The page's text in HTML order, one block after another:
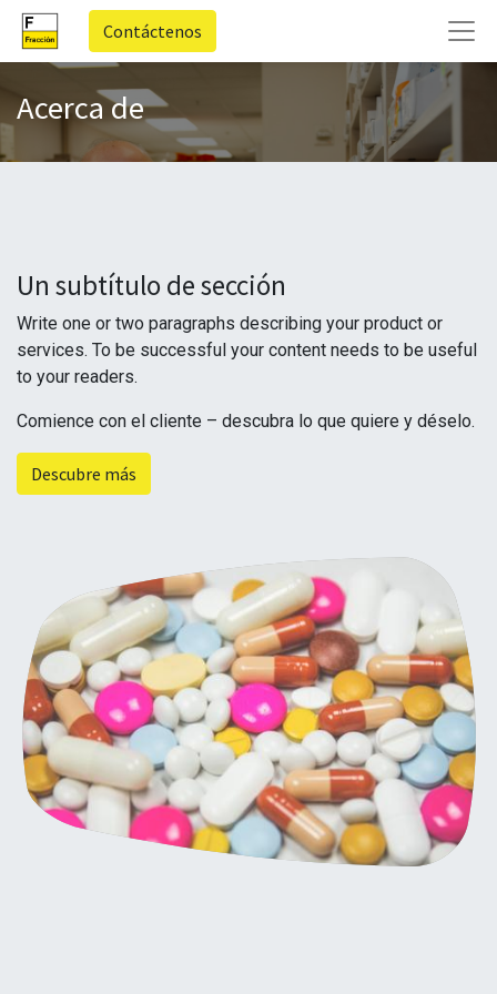
Contáctenos
Acerca de
Un subtítulo de sección
Write one or two paragraphs describing your product or
services. To be successful your content needs to be useful
to your readers.
Comience con el cliente – descubra lo que quiere y déselo.
Descubre más